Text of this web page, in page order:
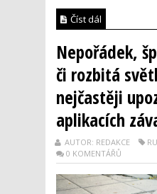
Číst dál
Nepořádek,
či rozbitá
nejčastěji
aplikacích
AUTOR: REDAKCE
0 KOMENTÁŘŮ